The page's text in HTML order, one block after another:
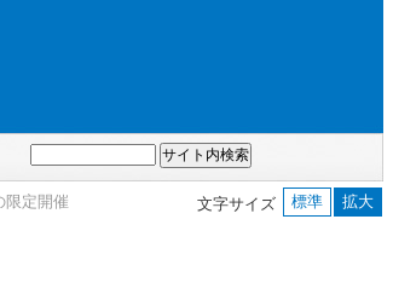
文字サイズ 標準 拡大
限定開催